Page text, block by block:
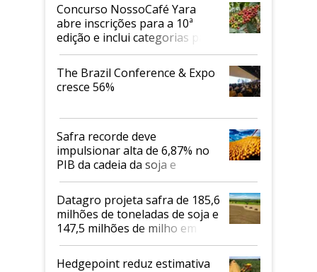
Concurso NossoCafé Yara
abre inscrições para a 10ª
edição e inclui categorias para
cafés Canephora
The Brazil Conference & Expo
cresce 56%
Safra recorde deve
impulsionar alta de 6,87% no
PIB da cadeia da soja e
biodiesel em 2026
Datagro projeta safra de 185,6
milhões de toneladas de soja e
147,5 milhões de milho em
2026/27
Hedgepoint reduz estimativa